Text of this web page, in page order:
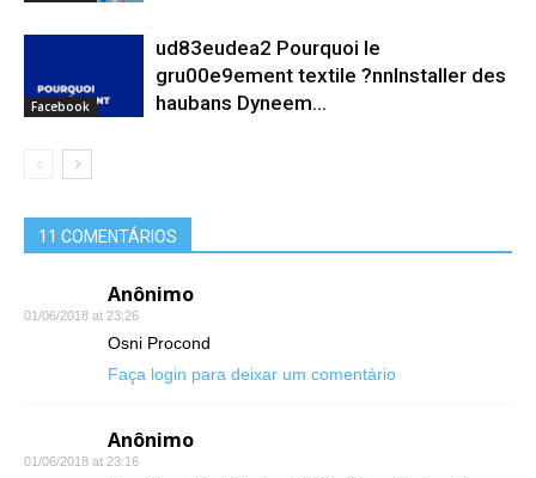
Facebook
ud83eudea2 Pourquoi le
gru00e9ement textile ?nnInstaller des
haubans Dyneem…
11 COMENTÁRIOS
Anônimo
01/06/2018 at 23:26
Osni Procond
Faça login para deixar um comentário
Anônimo
01/06/2018 at 23:16